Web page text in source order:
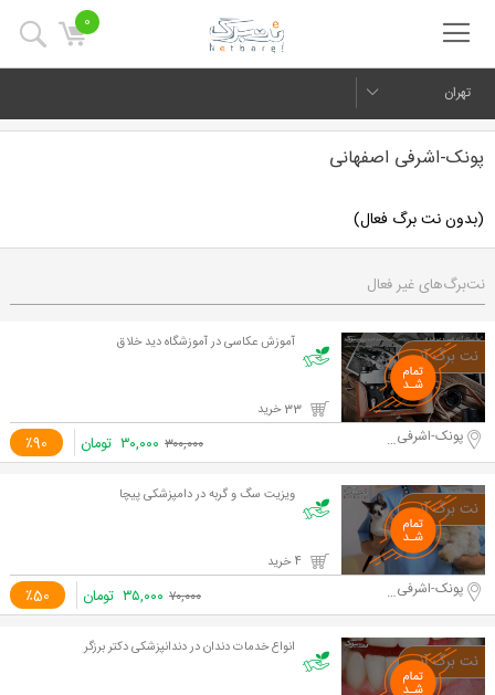
0
تهران
پونک-اشرفی اصفهانی
(بدون نت برگ فعال)
نت‌برگ‌های غیر فعال
آموزش عکاسی در آموزشگاه دید خلاق
٪90 پونک-اشرفی اصفهانی ۳۰۰,۰۰۰ ۳۰,۰۰۰ تومان
ویزیت سگ و گربه در دامپزشکی پیچا
٪50 پونک-اشرفی اصفهانی ۷۰,۰۰۰ ۳۵,۰۰۰ تومان
انواع خدمات دندان در دندانپزشکی دکتر برزگر